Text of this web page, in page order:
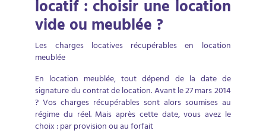
locatif : choisir une location
vide ou meublée ?
Les charges locatives récupérables en location
meublée
En location meublée, tout dépend de la date de
signature du contrat de location. Avant le 27 mars 2014
? Vos charges récupérables sont alors soumises au
régime du réel. Mais après cette date, vous avez le
choix : par provision ou au forfait